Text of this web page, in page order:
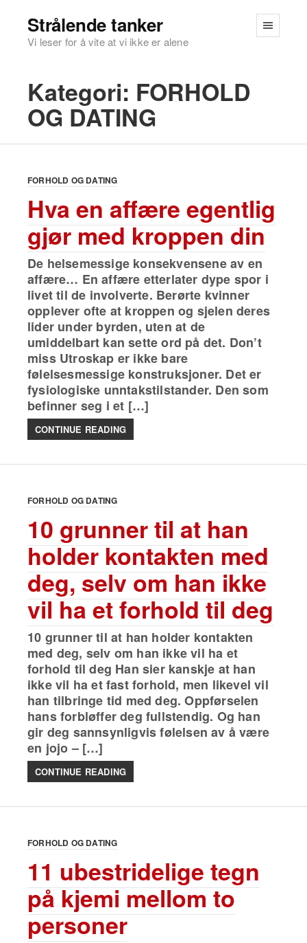
Strålende tanker
Vi leser for å vite at vi ikke er alene
Kategori: FORHOLD
OG DATING
FORHOLD OG DATING
Hva en affære egentlig
gjør med kroppen din
De helsemessige konsekvensene av en
affære… En affære etterlater dype spor i
livet til de involverte. Berørte kvinner
opplever ofte at kroppen og sjelen deres
lider under byrden, uten at de
umiddelbart kan sette ord på det. Don’t
miss Utroskap er ikke bare
følelsesmessige konstruksjoner. Det er
fysiologiske unntakstilstander. Den som
befinner seg i et […]
CONTINUE READING
FORHOLD OG DATING
10 grunner til at han
holder kontakten med
deg, selv om han ikke
vil ha et forhold til deg
10 grunner til at han holder kontakten
med deg, selv om han ikke vil ha et
forhold til deg Han sier kanskje at han
ikke vil ha et fast forhold, men likevel vil
han tilbringe tid med deg. Oppførselen
hans forbløffer deg fullstendig. Og han
gir deg sannsynligvis følelsen av å være
en jojo – […]
CONTINUE READING
FORHOLD OG DATING
11 ubestridelige tegn
på kjemi mellom to
personer